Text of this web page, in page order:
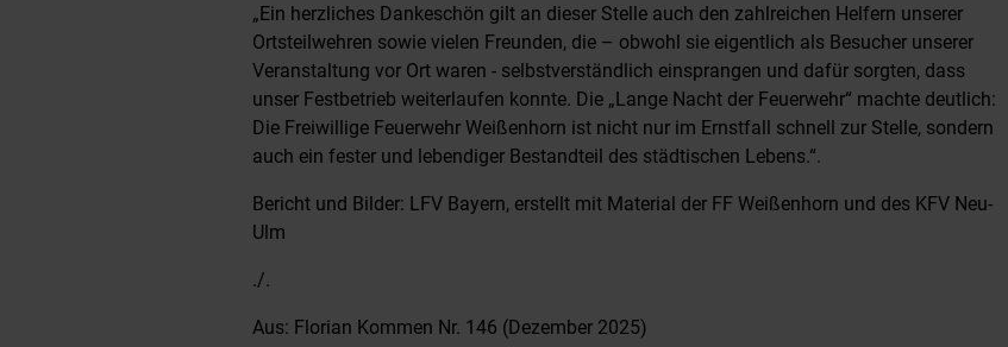
„Ein herzliches Dankeschön gilt an dieser Stelle auch den zahlreichen Helfern unserer
Ortsteilwehren sowie vielen Freunden, die – obwohl sie eigentlich als Besucher unserer
Veranstaltung vor Ort waren - selbstverständlich einsprangen und dafür sorgten, dass
unser Festbetrieb weiterlaufen konnte. Die „Lange Nacht der Feuerwehr“ machte deutlich:
Die Freiwillige Feuerwehr Weißenhorn ist nicht nur im Ernstfall schnell zur Stelle, sondern
auch ein fester und lebendiger Bestandteil des städtischen Lebens.“.
Bericht und Bilder: LFV Bayern, erstellt mit Material der FF Weißenhorn und des KFV Neu-
Ulm
./.
Aus: Florian Kommen Nr. 146 (Dezember 2025)